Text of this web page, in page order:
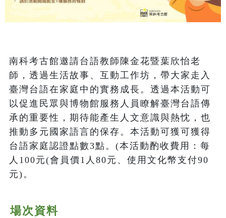
南科考古館邀請台語教師陳金花暨葉欣怡老
師，透過生活故事、互動工作坊，帶大家走入
臺灣台語在家庭中的實務成長。透過本活動可
以促進民眾與博物館服務人員瞭解臺灣台語傳
承的重要性，期待能產生人文意識與熱忱，也
推動多元國家語言的保存。本活動可獲可獲得
台語家庭認證點數3點。(本活動酌收費用：每
人100元(會員價1人80元、使用文化幣支付90
元)。
場次資料